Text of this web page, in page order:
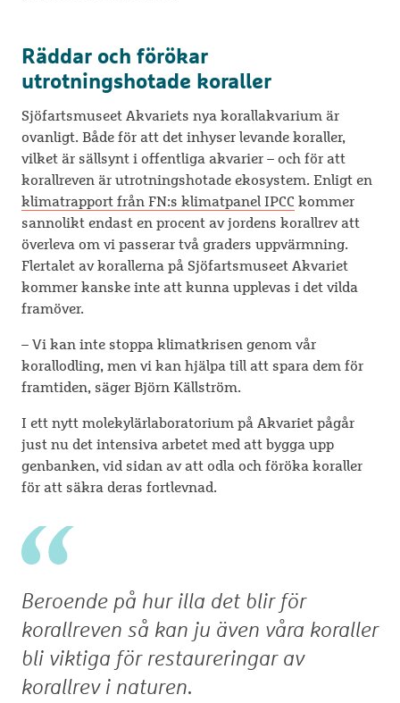
Räddar och förökar
utrotningshotade koraller
Sjöfartsmuseet Akvariets nya korallakvarium är
ovanligt. Både för att det inhyser levande koraller,
vilket är sällsynt i offentliga akvarier – och för att
korallreven är utrotningshotade ekosystem. Enligt en
klimatrapport från FN:s klimatpanel IPCC kommer
sannolikt endast en procent av jordens korallrev att
överleva om vi passerar två graders uppvärmning.
Flertalet av korallerna på Sjöfartsmuseet Akvariet
kommer kanske inte att kunna upplevas i det vilda
framöver.
– Vi kan inte stoppa klimatkrisen genom vår
korallodling, men vi kan hjälpa till att spara dem för
framtiden, säger Björn Källström.
I ett nytt molekylärlaboratorium på Akvariet pågår
just nu det intensiva arbetet med att bygga upp
genbanken, vid sidan av att odla och föröka koraller
för att säkra deras fortlevnad.
Beroende på hur illa det blir för
korallreven så kan ju även våra koraller
bli viktiga för restaureringar av
korallrev i naturen.